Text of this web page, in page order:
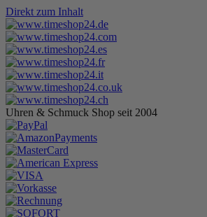
Direkt zum Inhalt
Uhren & Schmuck Shop seit 2004